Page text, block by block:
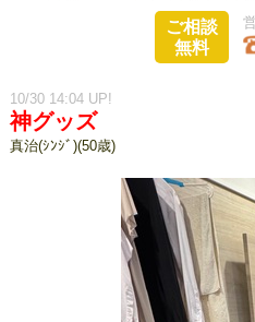
ご相談
無料
10/30 14:04 UP!
神グッズ
真治(ｼﾝｼﾞ)(50歳)